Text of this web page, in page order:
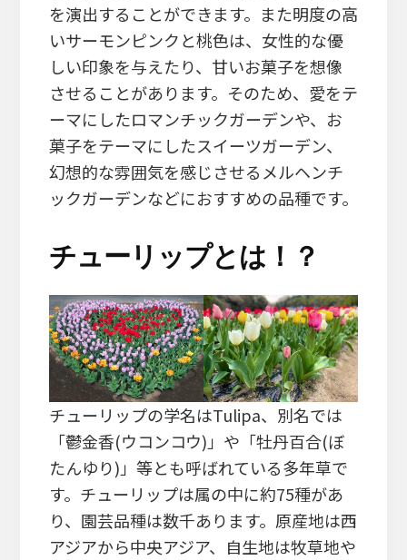
を演出することができます。また明度の高
いサーモンピンクと桃色は、女性的な優
しい印象を与えたり、甘いお菓子を想像
させることがあります。そのため、愛をテ
ーマにしたロマンチックガーデンや、お
菓子をテーマにしたスイーツガーデン、
幻想的な雰囲気を感じさせるメルヘンチ
ックガーデンなどにおすすめの品種です。
チューリップとは！？
チューリップの学名はTulipa、別名では
「鬱金香(ウコンコウ)」や「牡丹百合(ぼ
たんゆり)」等とも呼ばれている多年草で
す。チューリップは属の中に約75種があ
り、園芸品種は数千あります。原産地は西
アジアから中央アジア、自生地は牧草地や